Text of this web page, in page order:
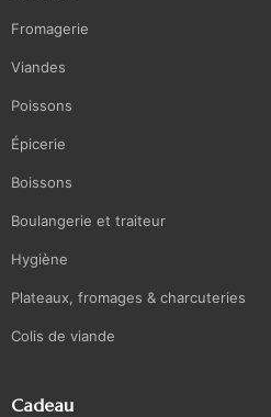
Fromagerie
Viandes
Poissons
Épicerie
Boissons
Boulangerie et traiteur
Hygiène
Plateaux, fromages & charcuteries
Colis de viande
Cadeau